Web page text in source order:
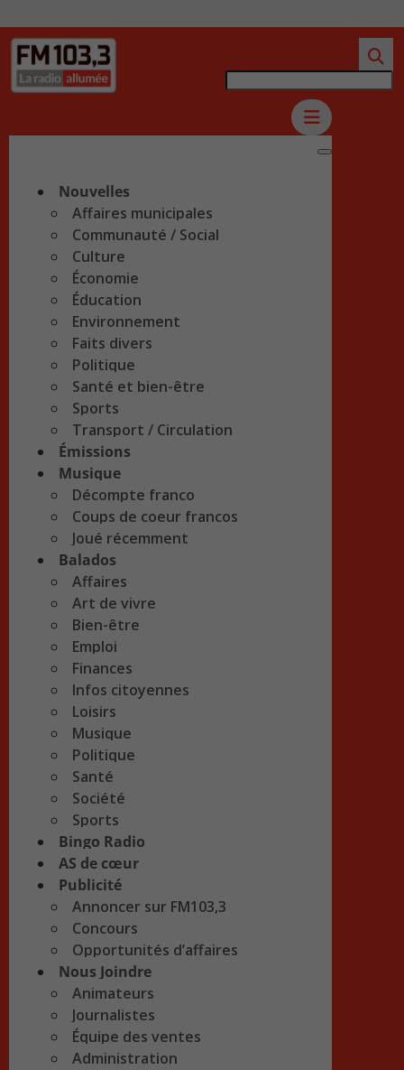
Nouvelles
Affaires municipales
Communauté / Social
Culture
Économie
Éducation
Environnement
Faits divers
Politique
Santé et bien-être
Sports
Transport / Circulation
Émissions
Musique
Décompte franco
Coups de coeur francos
Joué récemment
Balados
Affaires
Art de vivre
Bien-être
Emploi
Finances
Infos citoyennes
Loisirs
Musique
Politique
Santé
Société
Sports
Bingo Radio
AS de cœur
Publicité
Annoncer sur FM103,3
Concours
Opportunités d’affaires
Nous Joindre
Animateurs
Journalistes
Équipe des ventes
Administration